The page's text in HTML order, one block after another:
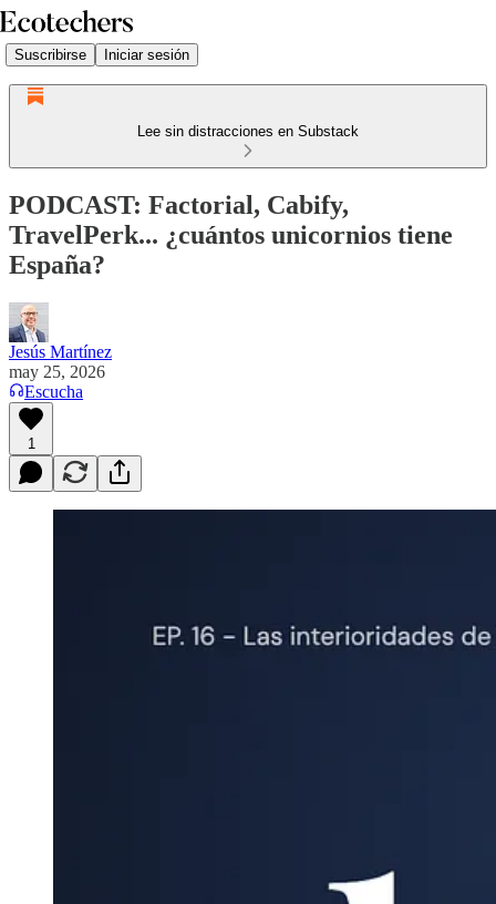
Suscribirse Iniciar sesión
Lee sin distracciones en Substack
PODCAST: Factorial, Cabify,
TravelPerk... ¿cuántos unicornios tiene
España?
Jesús Martínez
may 25, 2026
Escucha
1